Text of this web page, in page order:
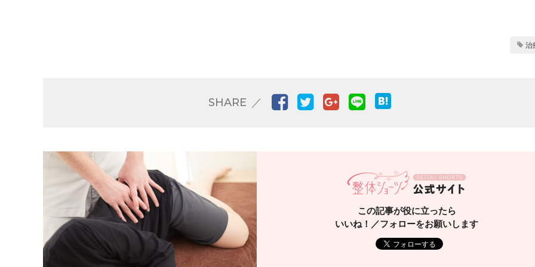
治
SHARE Facebook
TwitterGoogle+
LINE
この記事が役に立ったら
いいね！／フォローをお願いします